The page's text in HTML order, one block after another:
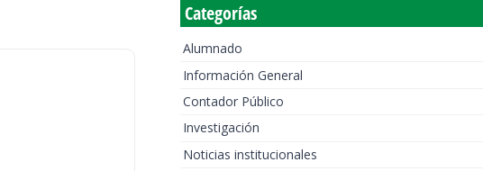
Categorías
Alumnado
Información General
Contador Público
Investigación
Noticias institucionales